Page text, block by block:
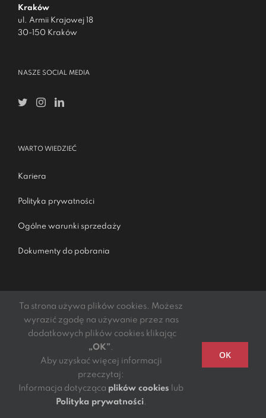
Kraków
ul. Armii Krajowej 18
30-150 Kraków
NASZE SOCIAL MEDIA
WARTO WIEDZIEĆ
Kariera
Polityka prywatności
Ogólne warunki sprzedaży
Dokumenty do pobrania
Podmiotem świadczącym obsługę płatności online jest
mElements S.A.
Copyright 2021 - 2022 | DGTL Kibil Piecuch i Wspólnicy
S.K.A. | All Rights Reserved
Ta strona używa plików cookies. Możesz
wyrazić zgodę na używanie przez nas
dodatkowych plików cookies klikając
„OK” .
Aby uzyskać więcej informacji
przeczytaj:
Informacja dotycząca plików cookies lub
Polityka prywatności .
OK